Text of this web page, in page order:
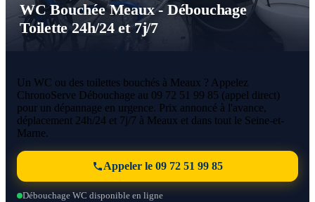
WC Bouchée Meaux - Débouchage
Toilette 24h/24 et 7j/7
Un WC ou des toilettes bouchés à Meaux ? Appelez
ChronoServe Débouchage au 09 72 51 99 85 (appel direct)
pour un dépannage en urgence. Prix annoncé à l'avance,
déplacement 24h/24 et 7j/7 à Meaux et dans tout le Seine-et-
Marne.
Appeler le 09 72 51 99 85
Débouchage WC disponible en ligne